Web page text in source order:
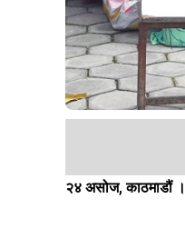
२४ असोज, काठमाडौं ।